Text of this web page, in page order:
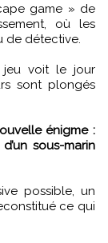
où les
de détective.
jeu voit le jour
sont plongés
énigme :
sous-marin
possible, un
ce qui